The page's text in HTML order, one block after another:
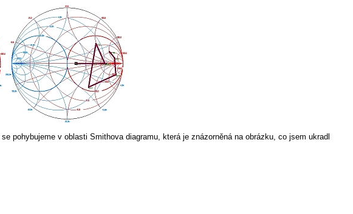
pohybujeme v oblasti Smithova diagramu, která je znázorněná na obrázku, co jsem ukradl